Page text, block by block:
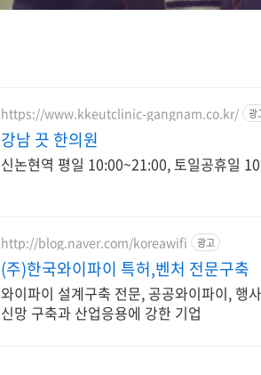
https://www.kkeutclinic-gangnam.co.kr/ 광
강남 끗 한의원
신논현역 평일 10:00~21:00, 토일공휴일
http://blog.naver.com/koreawifi 광고
(주)한국와이파이 특허,벤처 전문구축
와이파이 설계구축 전문, 공공와이파이, 행
신망 구축과 산업응용에 강한 기업